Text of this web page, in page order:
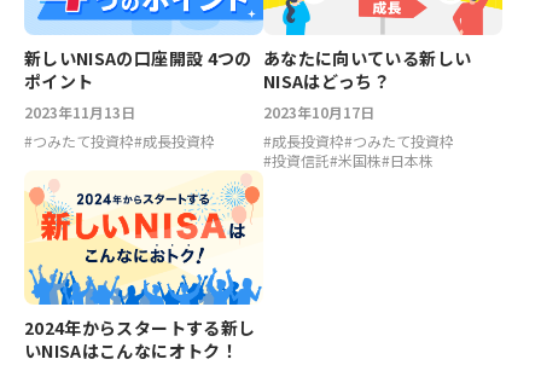
新しいNISAの口座開設 4つの
ポイント
2023年11月13日
#つみたて投資枠#成長投資枠
あなたに向いている新しい
NISAはどっち？
2023年10月17日
#成長投資枠#つみたて投資枠
#投資信託#米国株#日本株
2024年からスタートする新し
いNISAはこんなにオトク！